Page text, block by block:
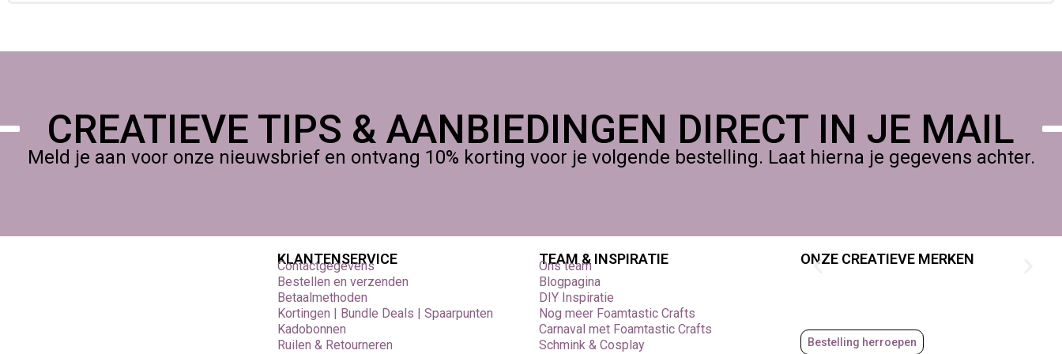
CREATIEVE TIPS & AANBIEDINGEN DIRECT IN JE MAIL
Meld je aan voor onze nieuwsbrief en ontvang 10% korting voor je volgende bestelling. Laat hierna je gegevens achter.
KLANTENSERVICE
Contactgegevens
Bestellen en verzenden
Betaalmethoden
Kortingen | Bundle Deals | Spaarpunten
Kadobonnen
Ruilen & Retourneren
TEAM & INSPIRATIE
Ons team
Blogpagina
DIY Inspiratie
Nog meer Foamtastic Crafts
Carnaval met Foamtastic Crafts
Schmink & Cosplay
ONZE CREATIEVE MERKEN
Bestelling herroepen